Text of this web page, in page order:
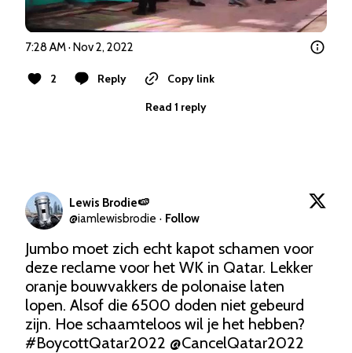
7:28 AM · Nov 2, 2022
2 Reply
Copy link
Read 1 reply
Lewis Brodie🍉
@iamlewisbrodie · Follow
Jumbo moet zich echt kapot schamen voor
deze reclame voor het WK in Qatar. Lekker
oranje bouwvakkers de polonaise laten
lopen. Alsof die 6500 doden niet gebeurd
#BoycottQatar2022 @CancelQatar2022